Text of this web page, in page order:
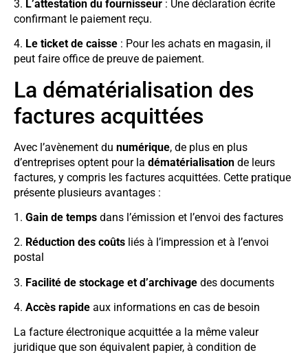
3. L’attestation du fournisseur : Une déclaration écrite
confirmant le paiement reçu.
4. Le ticket de caisse : Pour les achats en magasin, il
peut faire office de preuve de paiement.
La dématérialisation des
factures acquittées
Avec l’avènement du numérique, de plus en plus
d’entreprises optent pour la dématérialisation de leurs
factures, y compris les factures acquittées. Cette pratique
présente plusieurs avantages :
1. Gain de temps dans l’émission et l’envoi des factures
2. Réduction des coûts liés à l’impression et à l’envoi
postal
3. Facilité de stockage et d’archivage des documents
4. Accès rapide aux informations en cas de besoin
La facture électronique acquittée a la même valeur
juridique que son équivalent papier, à condition de